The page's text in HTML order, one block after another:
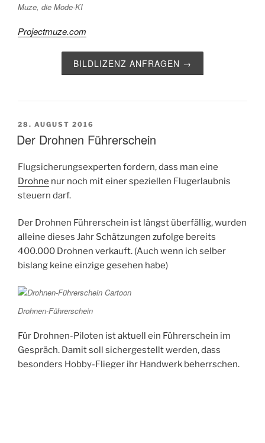
Muze, die Mode-KI
Projectmuze.com
BILDLIZENZ ANFRAGEN →
VERÖFFENTLICHT
AM
28. AUGUST 2016
Der Drohnen Führerschein
Flugsicherungsexperten fordern, dass man eine
Drohne nur noch mit einer speziellen Flugerlaubnis
steuern darf.
Der Drohnen Führerschein ist längst überfällig, wurden
alleine dieses Jahr Schätzungen zufolge bereits
400.000 Drohnen verkauft. (Auch wenn ich selber
bislang keine einzige gesehen habe)
Drohnen-Führerschein
Für Drohnen-Piloten ist aktuell ein Führerschein im
Gespräch. Damit soll sichergestellt werden, dass
besonders Hobby-Flieger ihr Handwerk beherrschen.